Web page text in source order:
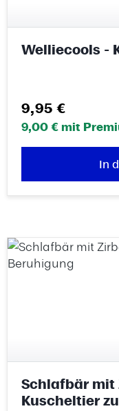
Welliecools -
Regulärer Preis:
9,95 €
9,00 € mit
In
Schlafbär
Kuscheltier